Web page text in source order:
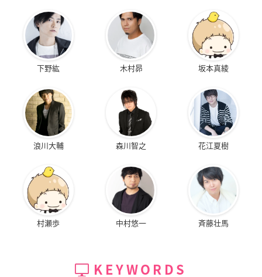
下野紘 木村昴 坂本真綾
浪川大輔 森川智之 花江夏樹
村瀬歩 中村悠一 斉藤壮馬
KEYWORDS